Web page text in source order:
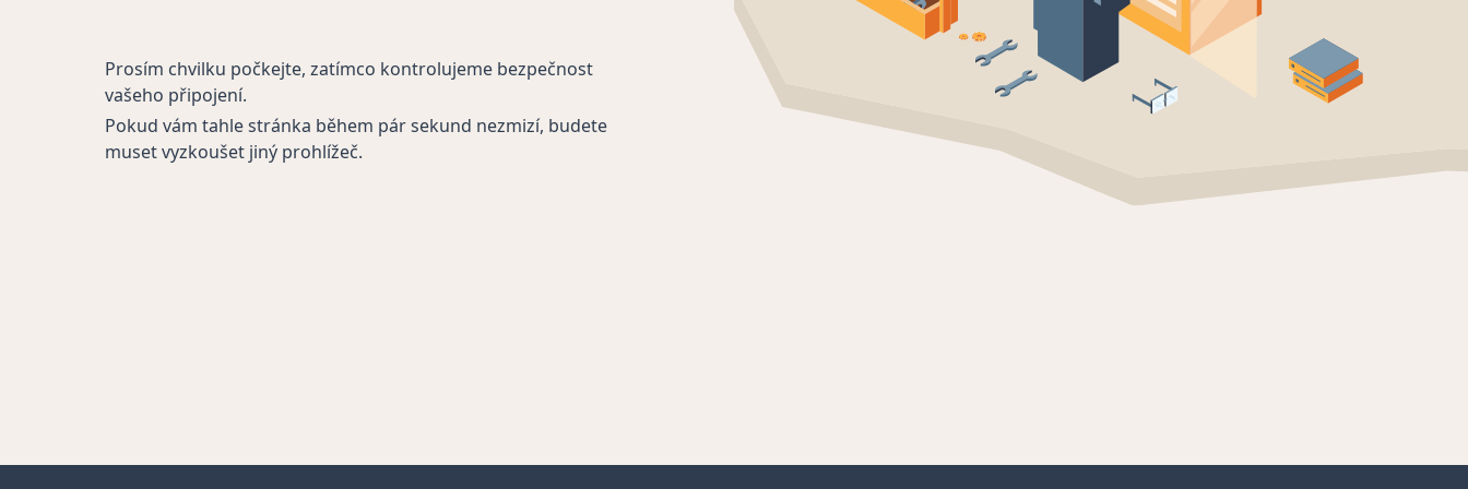
Prosím chvilku počkejte, zatímco kontrolujeme bezpečnost
vašeho připojení.
Pokud vám tahle stránka během pár sekund nezmizí, budete
muset vyzkoušet jiný prohlížeč.